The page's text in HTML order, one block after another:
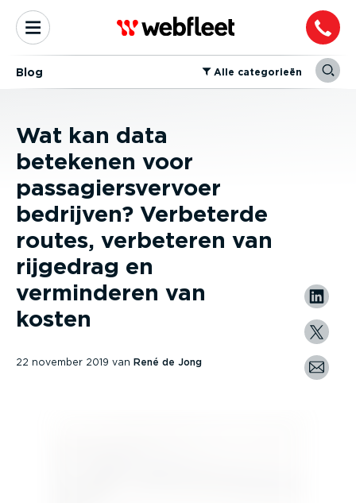
Blog ⁠Alle categorieën
Wat kan data
betekenen voor
passagiersvervoer
bedrijven? Verbeterde
routes, verbeteren van
rijgedrag en
verminderen van
kosten
22 november 2019 van René de Jong